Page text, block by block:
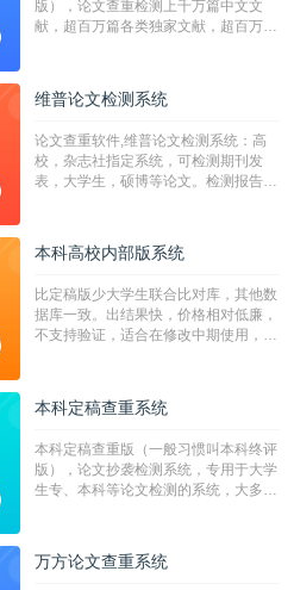
版），论文查重检测上千万篇中文文
献，超百万篇各类独家文献，超百万港
校用来检测硕博论文的系统，检测范围
广，数据来源真实，检测算法合理!本
字符数30万）
维普论文检测系统
论文查重软件,维普论文检测系统：高
校，杂志社指定系统，可检测期刊发
表，大学生，硕博等论文。检测报告支
本科高校内部版系统
比定稿版少大学生联合比对库，其他数
据库一致。出结果快，价格相对低廉，
不支持验证，适合在修改中期使用，定
本科定稿查重系统
本科定稿查重版（一般习惯叫本科终评
版），论文抄袭检测系统，专用于大学
生专、本科等论文检测的系统，大多数
万方论文查重系统